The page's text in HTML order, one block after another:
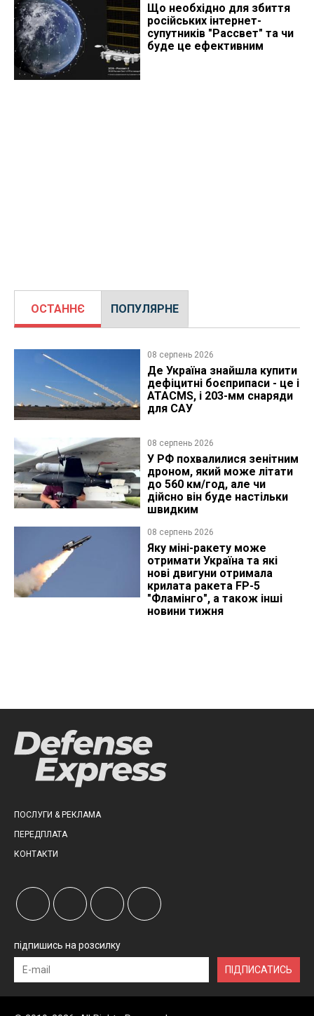
Що необхідно для збиття
російських інтернет-
супутників "Рассвет" та чи
буде це ефективним
ОСТАННЄ ПОПУЛЯРНЕ
08 серпень 2026
Де Україна знайшла купити
дефіцитні боєприпаси - це і
ATACMS, і 203-мм снаряди
для САУ
08 серпень 2026
У РФ похвалилися зенітним
дроном, який може літати
до 560 км/год, але чи
дійсно він буде настільки
швидким
08 серпень 2026
Яку міні-ракету може
отримати Україна та які
нові двигуни отримала
крилата ракета FP-5
"Фламінго", а також інші
новини тижня
ПОСЛУГИ & РЕКЛАМА
ПЕРЕДПЛАТА
КОНТАКТИ
підпишись на розсилку
ПІДПИСАТИСЬ